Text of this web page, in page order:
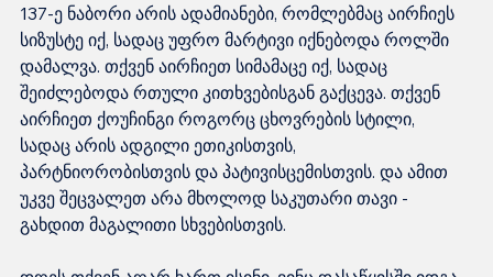
137-ე ნაბორი არის ადამიანები, რომლებმაც აირჩიეს
სიზუსტე იქ, სადაც უფრო მარტივი იქნებოდა როლში
დამალვა. თქვენ აირჩიეთ სიმამაცე იქ, სადაც
შეიძლებოდა რთული კითხვებისგან გაქცევა. თქვენ
აირჩიეთ ქოუჩინგი როგორც ცხოვრების სტილი,
სადაც არის ადგილი ეთიკისთვის,
პარტნიორობისთვის და პატივისცემისთვის. და ამით
უკვე შეცვალეთ არა მხოლოდ საკუთარი თავი -
გახდით მაგალითი სხვებისთვის.